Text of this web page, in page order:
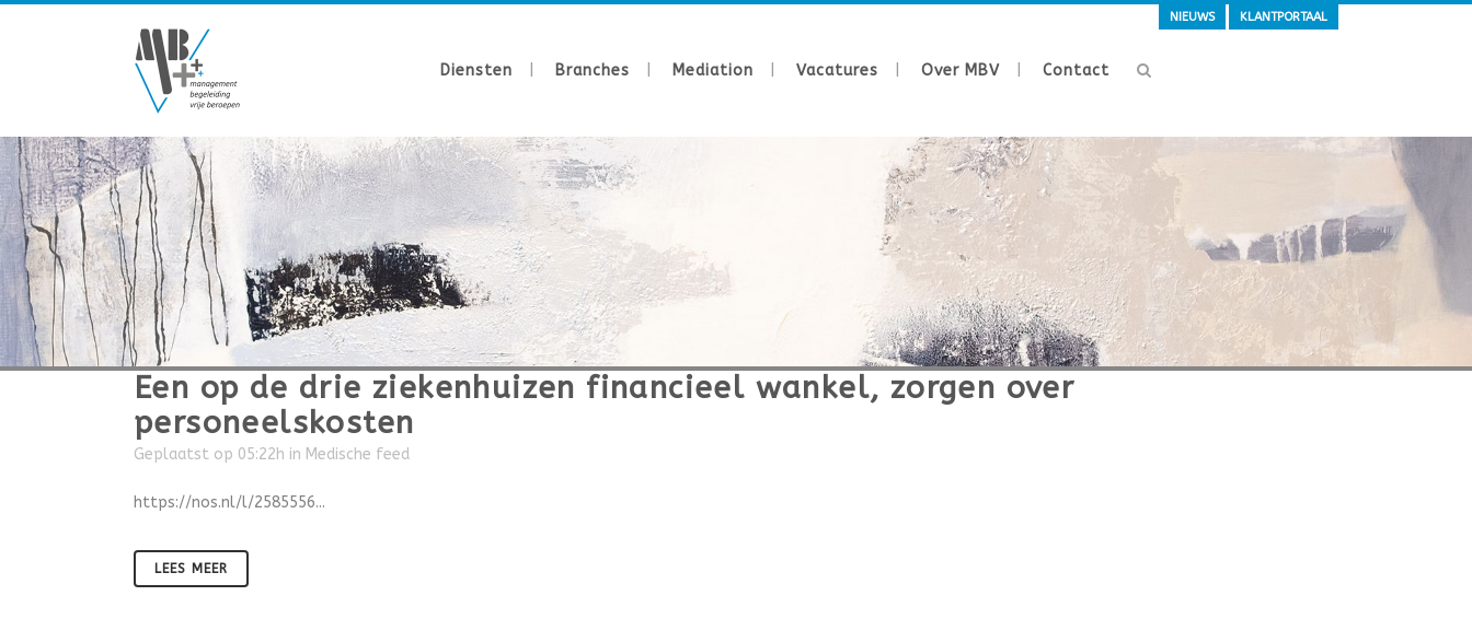
NIEUWS KLANTPORTAAL
Diensten Branches Mediation Vacatures Over MBV Contact
Een op de drie ziekenhuizen financieel wankel, zorgen over
personeelskosten
Geplaatst op 05:22h in Medische feed
https://nos.nl/l/2585556...
LEES MEER